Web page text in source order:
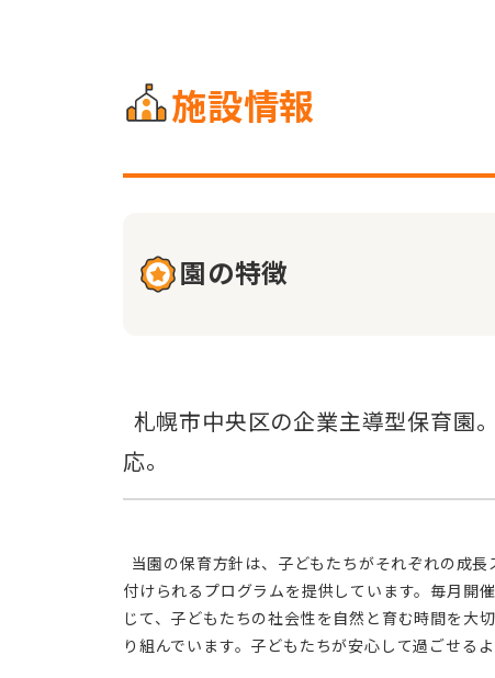
施設情報
園の特徴
付けられるプログラムを提供しています。毎月開
じて、子どもたちの社会性を自然と育む時間を大
り組んでいます。子どもたちが安心して過ごせる